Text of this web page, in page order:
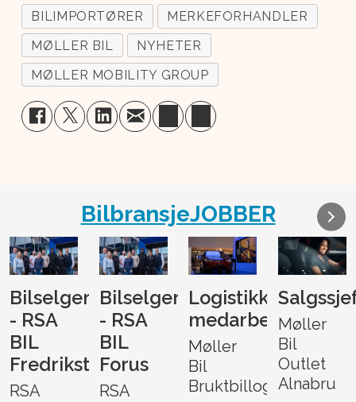
BILIMPORTØRER
MERKEFORHANDLER
MØLLER BIL
NYHETER
MØLLER MOBILITY GROUP
BilbransjeJOBBER
Bilselger
- RSA
BIL
Fredrikstad
RSA
Bilselger
- RSA
BIL
Forus
RSA
Logistikk-
medarbeider
Møller
Bil
Bruktbillogistikk
Møller
Bil
Outlet
Alnabru